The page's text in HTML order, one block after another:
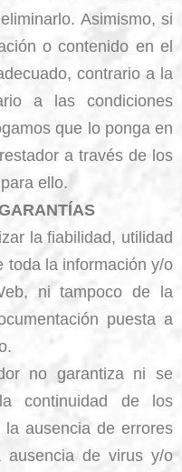
Asimismo, si
o contenido en el
contrario a la
a las condiciones
que lo ponga en
a través de los
ello.
la fiabilidad, utilidad
toda la información y/o
ni tampoco de la
puesta a
no garantiza ni se
continuidad de los
ausencia de errores
ausencia de virus y/o